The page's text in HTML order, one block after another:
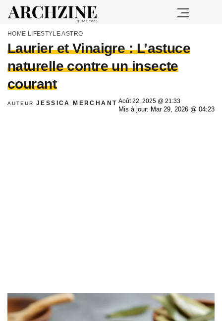
HOME LIFESTYLEASTRO
Laurier et Vinaigre : L’astuce
naturelle contre un insecte
courant
AUTEUR JESSICA MERCHANT Août 22, 2025 @ 21:33
Mis à jour: Mar 29, 2026 @ 04:23